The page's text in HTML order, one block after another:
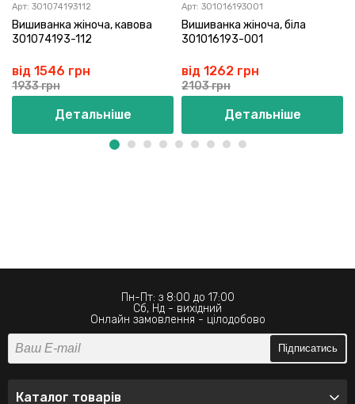
Арт: 301074193112
Вишиванка жіноча, кавова
301074193-112
від 1546 грн
1933 грн
Детальніше
Арт: 301016193001
Вишиванка жіноча, біла
301016193-001
від 1262 грн
2103 грн
Детальніше
Пн-Пт: з 8:00 до 17:00
Сб, Нд - вихідний
Онлайн замовлення - цілодобово
Підписатись
Каталог товарів